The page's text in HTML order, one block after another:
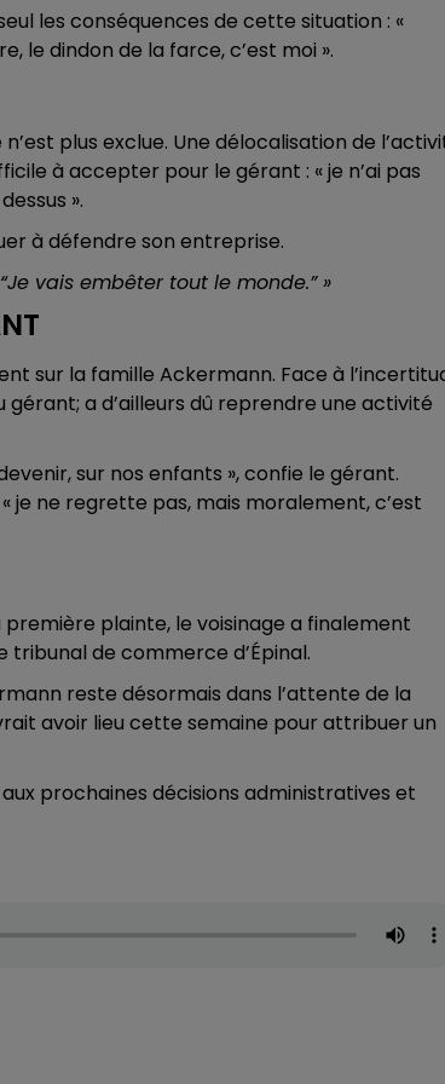
les conséquences de cette situation : «
le dindon de la farce, c’est moi ».
plus exclue. Une délocalisation de
à accepter pour le gérant : « je n’ai pas
».
à défendre son entreprise.
vais embêter tout le monde.” »
sur la famille Ackermann. Face à
a d’ailleurs dû reprendre une activité
sur nos enfants », confie le gérant.
je ne regrette pas, mais moralement, c’est
plainte, le voisinage a finalement
tribunal de commerce d’Épinal.
reste désormais dans l’attente de la
avoir lieu cette semaine pour attribuer un
prochaines décisions administratives et